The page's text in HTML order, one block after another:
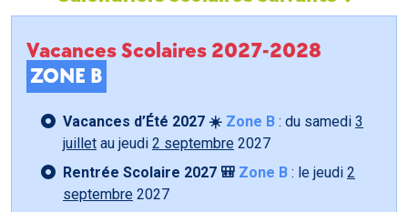
Vacances Scolaires 2027-2028
ZONE B
Vacances d’Été 2027 ☀️ Zone B : du samedi 3
juillet au jeudi 2 septembre 2027
Rentrée Scolaire 2027 🎒 Zone B : le jeudi 2
septembre 2027